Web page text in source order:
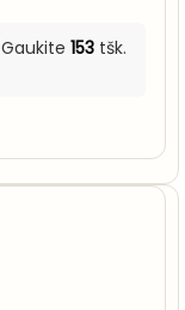
Gaukite 153tšk.